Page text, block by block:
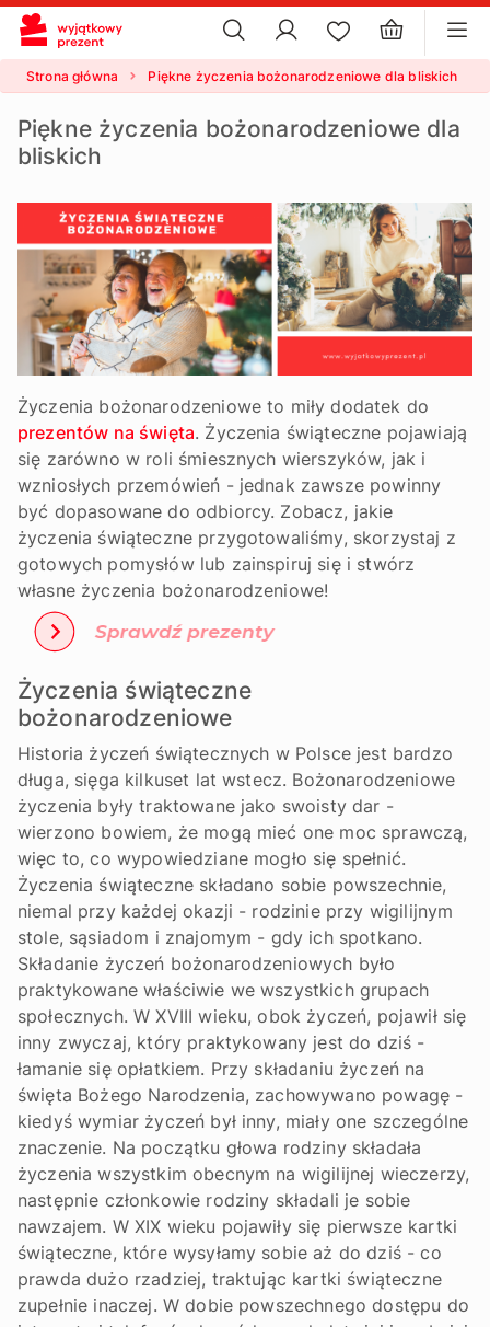
×
Strona główna Piękne życzenia bożonarodzeniowe dla bliskich
Piękne życzenia bożonarodzeniowe dla
bliskich
Życzenia bożonarodzeniowe to miły dodatek do
prezentów na święta. Życzenia świąteczne pojawiają
się zarówno w roli śmiesznych wierszyków, jak i
wzniosłych przemówień - jednak zawsze powinny
być dopasowane do odbiorcy. Zobacz, jakie
życzenia świąteczne przygotowaliśmy, skorzystaj z
gotowych pomysłów lub zainspiruj się i stwórz
własne życzenia bożonarodzeniowe!
Życzenia świąteczne
bożonarodzeniowe
Historia życzeń świątecznych w Polsce jest bardzo
długa, sięga kilkuset lat wstecz. Bożonarodzeniowe
życzenia były traktowane jako swoisty dar -
wierzono bowiem, że mogą mieć one moc sprawczą,
więc to, co wypowiedziane mogło się spełnić.
Życzenia świąteczne składano sobie powszechnie,
niemal przy każdej okazji - rodzinie przy wigilijnym
stole, sąsiadom i znajomym - gdy ich spotkano.
Składanie życzeń bożonarodzeniowych było
praktykowane właściwie we wszystkich grupach
społecznych. W XVIII wieku, obok życzeń, pojawił się
inny zwyczaj, który praktykowany jest do dziś -
łamanie się opłatkiem. Przy składaniu życzeń na
święta Bożego Narodzenia, zachowywano powagę -
kiedyś wymiar życzeń był inny, miały one szczególne
znaczenie. Na początku głowa rodziny składała
życzenia wszystkim obecnym na wigilijnej wieczerzy,
następnie członkowie rodziny składali je sobie
nawzajem. W XIX wieku pojawiły się pierwsze kartki
świąteczne, które wysyłamy sobie aż do dziś - co
prawda dużo rzadziej, traktując kartki świąteczne
zupełnie inaczej. W dobie powszechnego dostępu do
ustawienia plików cookie
×